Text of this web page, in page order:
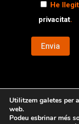
He
privacitat.
© Copyright
Utilitzem galetes per
web.
Podeu esbrinar més